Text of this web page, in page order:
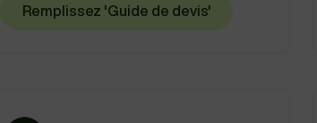
Remplissez 'Guide de devis'